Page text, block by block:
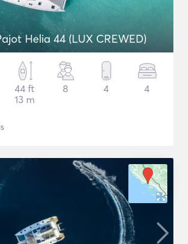
Helia 44 (LUX CREWED)
44 ft
13 m
8 4 4